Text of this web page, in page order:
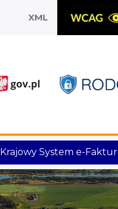
XML
Krajowy System e-Faktur